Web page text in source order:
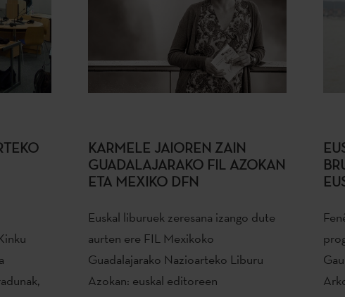
KARMELE JAIOREN ZAIN
GUADALAJARAKO FIL AZOKAN
ETA MEXIKO DFN
Euskal liburuek zeresana izango dute
aurten ere FIL Mexikoko
Guadalajarako Nazioarteko Liburu
Azokan: euskal editoreen